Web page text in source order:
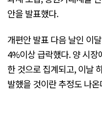
안을 발표했다.
개편안 발표 다음 날인 이
4%이상 급락했다. 양 시
한 것으로 집계되고, 이날
발했을 것이란 추정도 나온